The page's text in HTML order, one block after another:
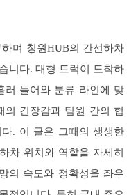
며 청원HUB의 간선하차
니다. 대형 트럭이 도착하
러 들어와 분류 라인에 맞
의 긴장감과 팀원 간의 협
. 이 글은 그때의 생생한
차 위치와 역할을 자세히
의 속도와 정확성을 좌우